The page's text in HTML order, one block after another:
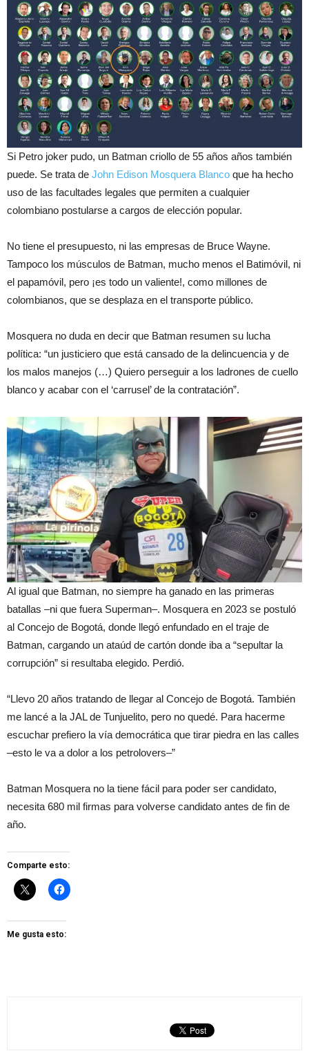
Si Petro joker pudo, un Batman criollo de 55 años años también
puede. Se trata de John Edison Mosquera Blanco que ha hecho
uso de las facultades legales que permiten a cualquier
colombiano postularse a cargos de elección popular.
No tiene el presupuesto, ni las empresas de Bruce Wayne.
Tampoco los músculos de Batman, mucho menos el Batimóvil, ni
el papamóvil, pero ¡es todo un valiente!, como millones de
colombianos, que se desplaza en el transporte público.
Mosquera no duda en decir que Batman resumen su lucha
política: “un justiciero que está cansado de la delincuencia y de
los malos manejos (…) Quiero perseguir a los ladrones de cuello
blanco y acabar con el ‘carrusel’ de la contratación”.
Al igual que Batman, no siempre ha ganado en las primeras
batallas –ni que fuera Superman–. Mosquera en 2023 se postuló
al Concejo de Bogotá, donde llegó enfundado en el traje de
Batman, cargando un ataúd de cartón donde iba a “sepultar la
corrupción” si resultaba elegido. Perdió.
“Llevo 20 años tratando de llegar al Concejo de Bogotá. También
me lancé a la JAL de Tunjuelito, pero no quedé. Para hacerme
escuchar prefiero la vía democrática que tirar piedra en las calles
–esto le va a dolor a los petrolovers–”
Batman Mosquera no la tiene fácil para poder ser candidato,
necesita 680 mil firmas para volverse candidato antes de fin de
año.
Comparte esto:
Me gusta esto: